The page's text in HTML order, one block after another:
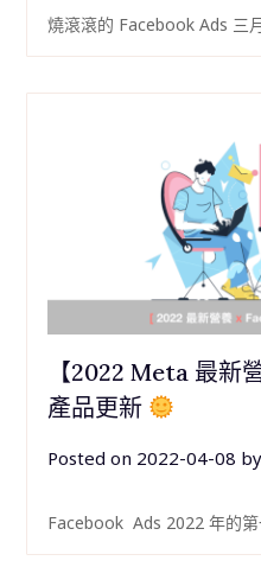
燒滾滾的 Facebook Ads 三
【2022 Meta 最新
產品更新
Posted on 2022-04-08 by
Facebook Ads 2022 年的